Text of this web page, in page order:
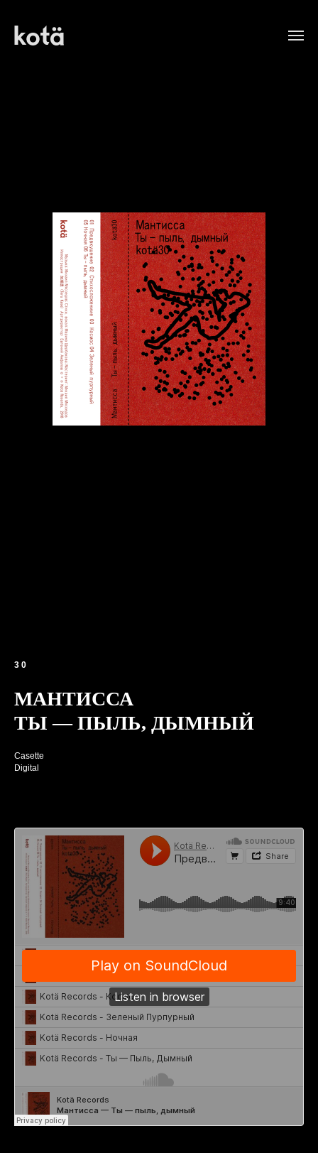
30
МАНТИССА
ТЫ — ПЫЛЬ, ДЫМНЫЙ
Casette
Digital